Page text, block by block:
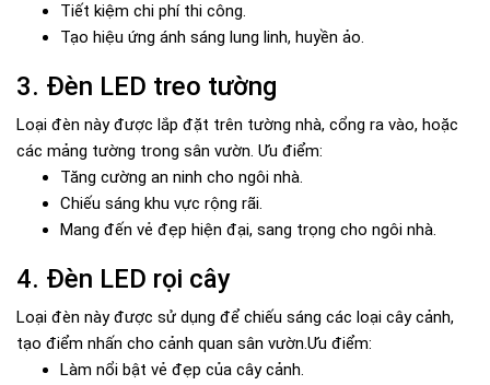
Tiết kiệm chi phí thi công.
Tạo hiệu ứng ánh sáng lung linh, huyền ảo.
3. Đèn LED treo tường
Loại đèn này được lắp đặt trên tường nhà, cổng ra vào, hoặc
các mảng tường trong sân vườn. Ưu điểm:
Tăng cường an ninh cho ngôi nhà.
Chiếu sáng khu vực rộng rãi.
Mang đến vẻ đẹp hiện đại, sang trọng cho ngôi nhà.
4. Đèn LED rọi cây
Loại đèn này được sử dụng để chiếu sáng các loại cây cảnh,
tạo điểm nhấn cho cảnh quan sân vườn.Ưu điểm:
Làm nổi bật vẻ đẹp của cây cảnh.